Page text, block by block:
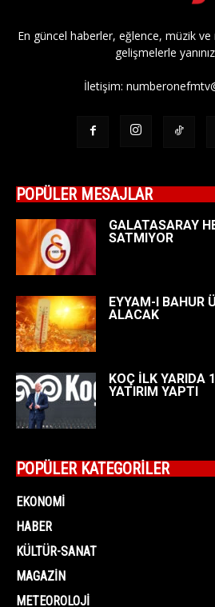
En güncel haberler, eğlence, müzik ve
gelişmelerle
İletişim:
POPÜLER MESAJLAR
GALATASARAY
SATMIYOR
EYYAM-I BAHUR
ALACAK
KOÇ İLK YARIDA
YATIRIM YAPTI
POPÜLER KATEGORİLER
EKONOMI
HABER
KÜLTÜR-SANAT
MAGAZIN
METEOROLOJI